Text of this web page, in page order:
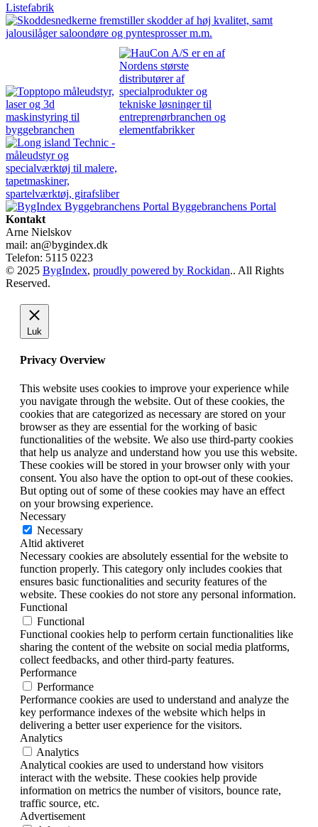
Byggebranchens Portal
Kontakt
Arne Nielskov
mail: an@bygindex.dk
Telefon: 5115 0223
© 2025 BygIndex, proudly powered by Rockidan.. All Rights
Reserved.
Luk
Privacy Overview
This website uses cookies to improve your experience while
you navigate through the website. Out of these cookies, the
cookies that are categorized as necessary are stored on your
browser as they are essential for the working of basic
functionalities of the website. We also use third-party cookies
that help us analyze and understand how you use this website.
These cookies will be stored in your browser only with your
consent. You also have the option to opt-out of these cookies.
But opting out of some of these cookies may have an effect
on your browsing experience.
Necessary
Necessary
Altid aktiveret
Necessary cookies are absolutely essential for the website to
function properly. This category only includes cookies that
ensures basic functionalities and security features of the
website. These cookies do not store any personal information.
Functional
Functional
Functional cookies help to perform certain functionalities like
sharing the content of the website on social media platforms,
collect feedbacks, and other third-party features.
Performance
Performance
Performance cookies are used to understand and analyze the
key performance indexes of the website which helps in
delivering a better user experience for the visitors.
Analytics
Analytics
Analytical cookies are used to understand how visitors
interact with the website. These cookies help provide
information on metrics the number of visitors, bounce rate,
traffic source, etc.
Advertisement